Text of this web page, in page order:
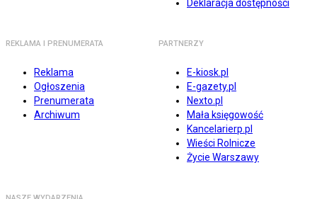
Deklaracja dostępności
REKLAMA I PRENUMERATA
Reklama
Ogłoszenia
Prenumerata
Archiwum
PARTNERZY
E-kiosk.pl
E-gazety.pl
Nexto.pl
Mała księgowość
Kancelarierp.pl
Wieści Rolnicze
Życie Warszawy